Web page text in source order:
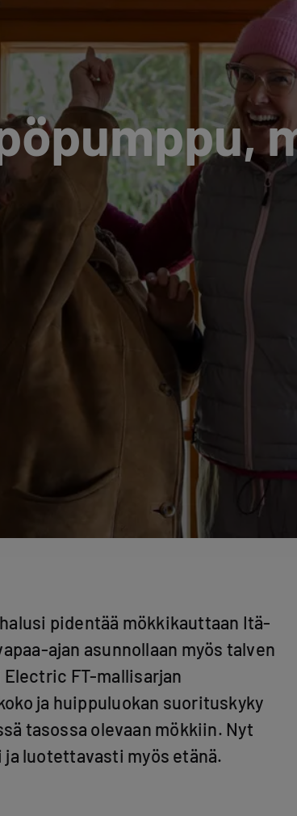
halusi pidentää mökkikauttaan Itä-
ajan asunnollaan myös talven
FT-mallisarjan
ja huippuluokan suorituskyky
tasossa olevaan mökkiin. Nyt
luotettavasti myös etänä.